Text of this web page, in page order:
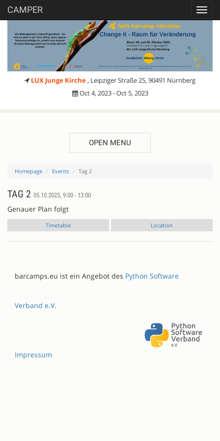
CAMPER
LUX Junge Kirche , Leipziger Straße 25, 90491 Nürnberg
Oct 4, 2023 - Oct 5, 2023
OPEN MENU
Homepage Events Tag 2
TAG 2 05.10.2023, 9:00 - 13:00
Genauer Plan folgt
Timetable Location
barcamps.eu ist ein Angebot des Python Software
Verband e.V.
Impressum